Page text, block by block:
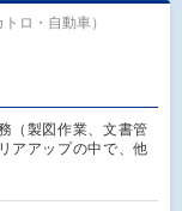
ロ・自動車）
（製図作業、文書管
アアップの中で、他